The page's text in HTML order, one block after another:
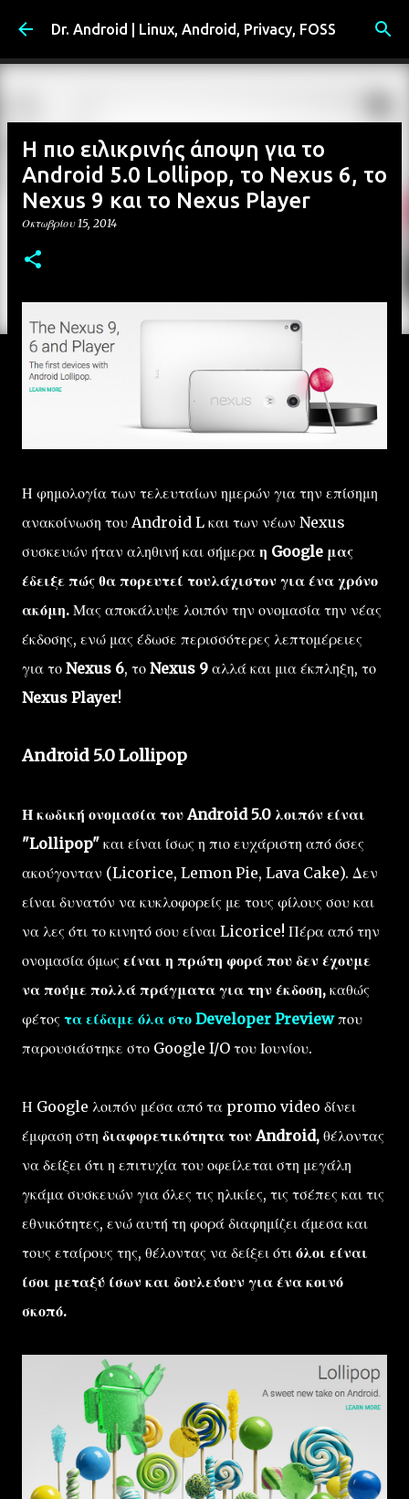
Μετάβαση στο κύριο περιεχόμενο
Dr. Android | Linux, Android, Privacy, FOSS
Η πιο ειλικρινής άποψη για το
Android 5.0 Lollipop, το Nexus 6, το
Nexus 9 και το Nexus Player
Οκτωβρίου 15, 2014
Η φημολογία των τελευταίων ημερών για την επίσημη
ανακοίνωση του Android L και των νέων Nexus
συσκευών ήταν αληθινή και σήμερα η Google μας
έδειξε πώς θα πορευτεί τουλάχιστον για ένα χρόνο
ακόμη. Μας αποκάλυψε λοιπόν την ονομασία την νέας
έκδοσης, ενώ μας έδωσε περισσότερες λεπτομέρειες
για το Nexus 6, το Nexus 9 αλλά και μια έκπληξη, το
Nexus Player!
Android 5.0 Lollipop
Η κωδική ονομασία του Android 5.0 λοιπόν είναι
"Lollipop" και είναι ίσως η πιο ευχάριστη από όσες
ακούγονταν (Licorice, Lemon Pie, Lava Cake). Δεν
είναι δυνατόν να κυκλοφορείς με τους φίλους σου και
να λες ότι το κινητό σου είναι Licorice! Πέρα από την
ονομασία όμως είναι η πρώτη φορά που δεν έχουμε
να πούμε πολλά πράγματα για την έκδοση, καθώς
φέτος τα είδαμε όλα στο Developer Previewπου
παρουσιάστηκε στο Google I/O του Ιουνίου.
Η Google λοιπόν μέσα από τα promo video δίνει
έμφαση στη διαφορετικότητα του Android, θέλοντας
να δείξει ότι η επιτυχία του οφείλεται στη μεγάλη
γκάμα συσκευών για όλες τις ηλικίες, τις τσέπες και τις
εθνικότητες, ενώ αυτή τη φορά διαφημίζει άμεσα και
τους εταίρους της, θέλοντας να δείξει ότι όλοι είναι
ίσοι μεταξύ ίσων και δουλεύουν για ένα κοινό
σκοπό.